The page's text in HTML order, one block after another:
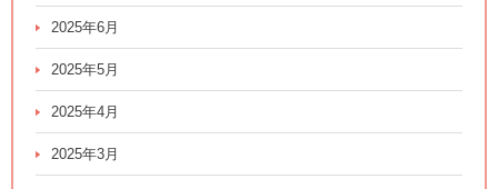
2025年6月
2025年5月
2025年4月
2025年3月